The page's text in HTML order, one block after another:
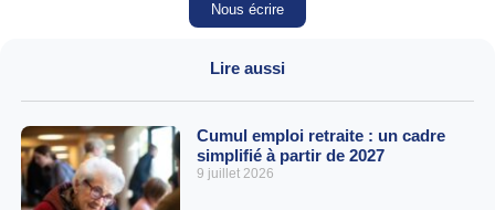
Nous écrire
Lire aussi
Cumul emploi retraite : un cadre
simplifié à partir de 2027
9 juillet 2026